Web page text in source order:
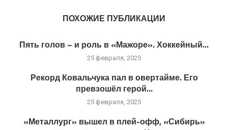
ПОХОЖИЕ ПУБЛИКАЦИИ
Пять голов – и роль в «Мажоре». Хоккейный...
25 февраля, 2025
Рекорд Ковальчука пал в овертайме. Его
превзошёл герой...
25 февраля, 2025
«Металлург» вышел в плей-офф, «Сибирь»